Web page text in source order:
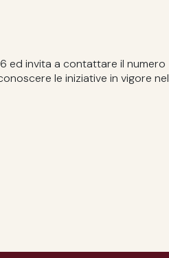
ed invita a contattare il numero
le iniziative in vigore nel